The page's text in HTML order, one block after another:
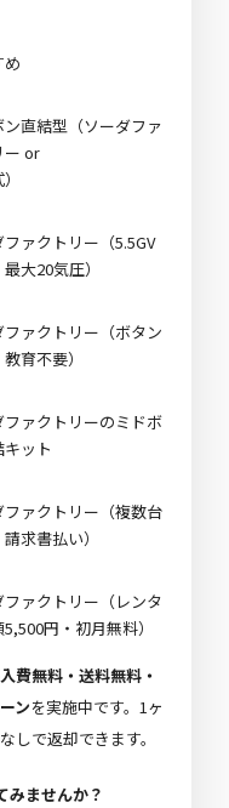
め
ン直結型（ソーダファ
ー or
ファクトリー（5.5GV
大20気圧）
ファクトリー（ボタン
育不要）
ファクトリーのミドボ
キット
ファクトリー（複数台
求書払い）
ファクトリー（レンタ
円・初月無料）
費無料・送料無料・
ンを実施中です。1ヶ
しで返却できます。
みませんか？